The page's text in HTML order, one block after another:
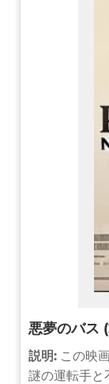
悪夢のバス
説明: この映
謎の運転手と